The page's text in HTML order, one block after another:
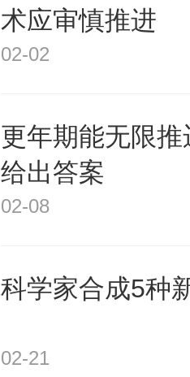
术应审慎推进
02-02
更年期能无限
给出答案
02-08
科学家合成5种
02-21